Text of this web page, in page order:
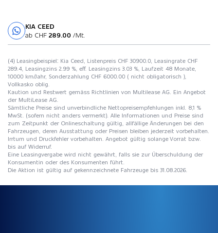
KIA CEED
ab CHF 289.00 /Mt.
(4) Leasingbeispiel: Kia Ceed, Listenpreis CHF 30900.0, Leasingrate CHF
289.4, Leasingzins 2.99 %, eff. Leasingzins 3.03 %, Laufzeit 48 Monate,
10000 km/Jahr, Sonderzahlung CHF 6000.00 ( nicht obligatorisch ),
Vollkasko oblig.
Kaution und Restwert gemäss Richtlinien von Multilease AG. Ein Angebot
der MultiLease AG.
Sämtliche Preise sind unverbindliche Nettopreisempfehlungen inkl. 8,1 %
MwSt. (sofern nicht anders vermerkt). Alle Informationen und Preise sind
zum Zeitpunkt der Onlineschaltung gültig, allfällige Änderungen bei den
Fahrzeugen, deren Ausstattung oder Preisen bleiben jederzeit vorbehalten.
Irrtum und Druckfehler vorbehalten. Angebot gültig solange Vorrat bzw.
bis auf Widerruf.
Eine Leasingvergabe wird nicht gewährt, falls sie zur Überschuldung der
Konsumentin oder des Konsumenten führt.
Die Aktion ist gültig auf gekennzeichnete Fahrzeuge bis 31.08.2026.